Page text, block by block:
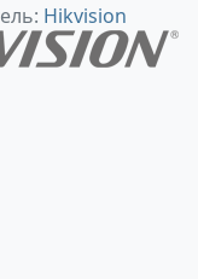
Hikvision